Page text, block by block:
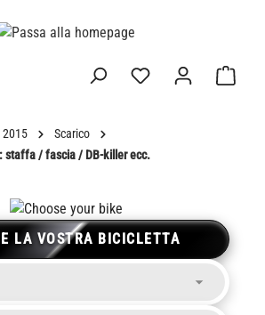
2015
Scarico
staffa / fascia / DB-killer ecc.
LA VOSTRA BICICLETTA